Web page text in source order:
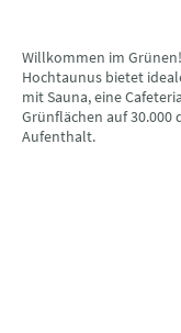
Willkommen im
Hochtaunus bietet
mit Sauna, eine
Grünflächen auf
Aufenthalt.